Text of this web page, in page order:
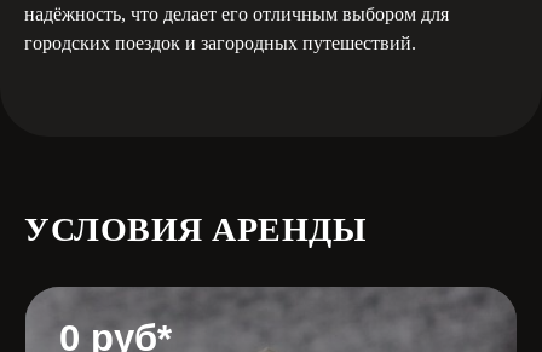
надёжность, что делает его отличным выбором для
городских поездок и загородных путешествий.
УСЛОВИЯ АРЕНДЫ